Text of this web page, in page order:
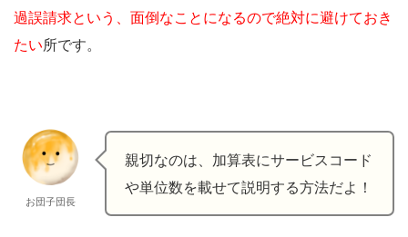
過誤請求という、面倒なことになるので絶対に避けておき
たい所です。
お団子団長
親切なのは、加算表にサービスコード
や単位数を載せて説明する方法だよ！